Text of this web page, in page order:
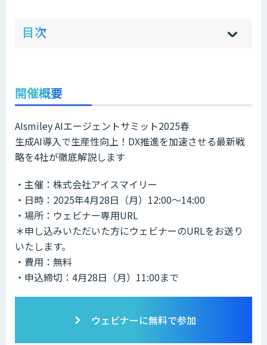
目次 hi
]
sh
]
開催概要
AIsmiley AIエージェントサミット2025春
生成AI導入で生産性向上！DX推進を加速させる最新戦
略を4社が徹底解説します
・主催：株式会社アイスマイリー
・日時：2025年4月28日（月）12:00〜14:00
・場所：ウェビナー専用URL
＊申し込みいただいた方にウェビナーのURLをお送り
いたします。
・費用：無料
・申込締切：4月28日（月）11:00まで
ウェビナーに無料で参加